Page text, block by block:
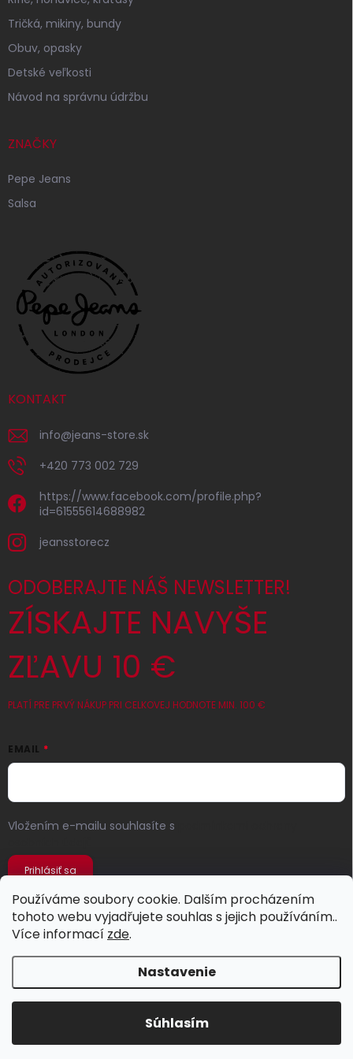
Používáme soubory cookie. Dalším procházením
tohoto webu vyjadřujete souhlas s jejich používáním..
Více informací zde.
Nastavenie
Súhlasím
Tričká, mikiny, bundy
Obuv, opasky
Detské veľkosti
Návod na správnu údržbu
ZNAČKY
Pepe Jeans
Salsa
KONTAKT
info@jeans-store.sk
+420 773 002 729
https://www.facebook.com/profile.php?
id=61555614688982
jeansstorecz
ODOBERAJTE NÁŠ NEWSLETTER!
ZÍSKAJTE NAVYŠE
ZĽAVU 10 €
PLATÍ PRE PRVÝ NÁKUP PRI CELKOVEJ HODNOTE MIN. 100 €
EMAIL
Vložením e-mailu souhlasíte s
Prihlásiť sa
Jeans Store . Všetky práva vyhradené.